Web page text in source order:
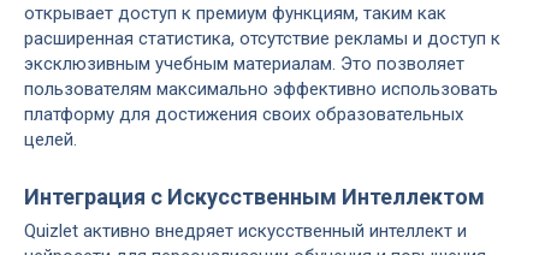
открывает доступ к премиум функциям, таким как
расширенная статистика, отсутствие рекламы и доступ к
эксклюзивным учебным материалам. Это позволяет
пользователям максимально эффективно использовать
платформу для достижения своих образовательных
целей.
Интеграция с Искусственным Интеллектом
Quizlet активно внедряет искусственный интеллект и